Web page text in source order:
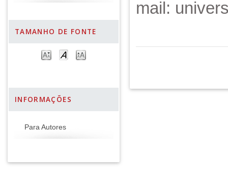
TAMANHO DE FONTE
INFORMAÇÕES
Para Autores
mail: